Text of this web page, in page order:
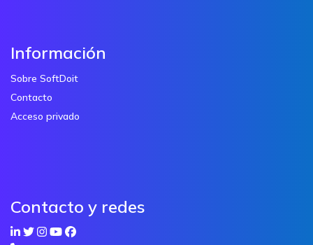
Información
Sobre SoftDoit
Contacto
Acceso privado
Contacto y redes